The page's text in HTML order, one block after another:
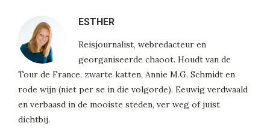
ESTHER
Reisjournalist, webredacteur en
georganiseerde chaoot. Houdt van de
Tour de France, zwarte katten, Annie M.G. Schmidt en
rode wijn (niet per se in die volgorde). Eeuwig verdwaald
en verbaasd in de mooiste steden, ver weg of juist
dichtbij.